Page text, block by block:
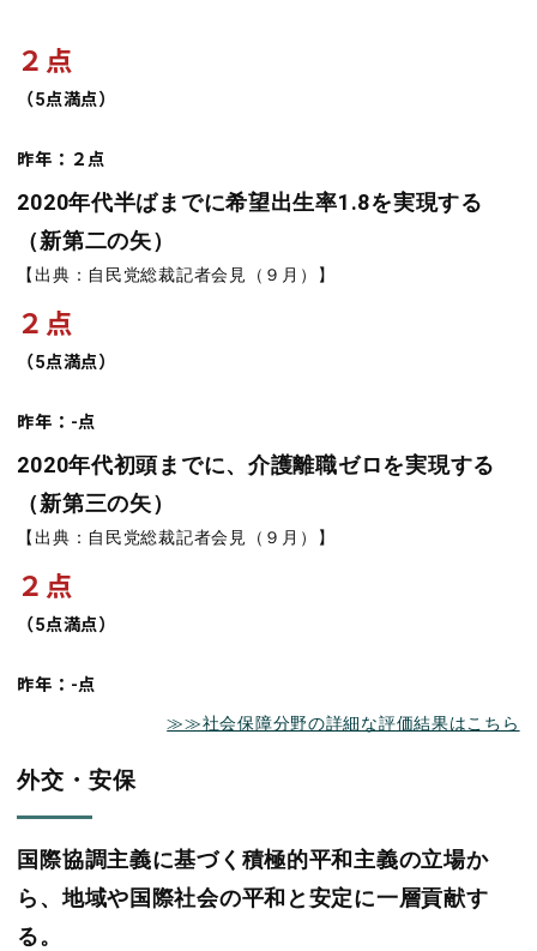
２点
（5点満点）
昨年：２点
2020年代半ばまでに希望出生率1.8を実現する
（新第二の矢）
【出典：自民党総裁記者会見（９月）】
２点
（5点満点）
昨年：-点
2020年代初頭までに、介護離職ゼロを実現する
（新第三の矢）
【出典：自民党総裁記者会見（９月）】
２点
（5点満点）
昨年：-点
≫≫社会保障分野の詳細な評価結果はこちら
外交・安保
国際協調主義に基づく積極的平和主義の立場か
ら、地域や国際社会の平和と安定に一層貢献す
る。